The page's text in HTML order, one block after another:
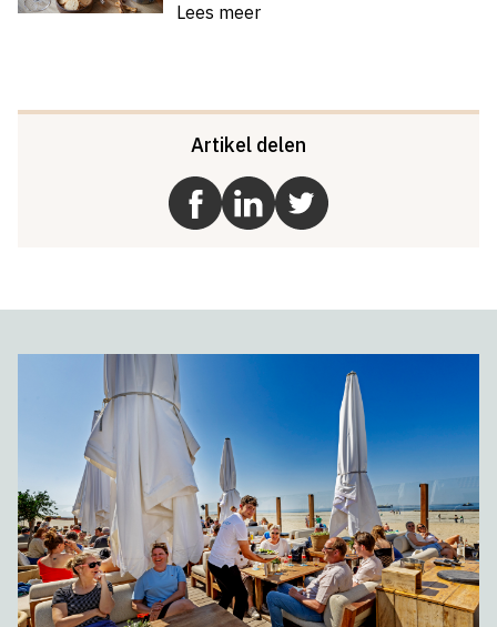
Lees meer
Artikel delen